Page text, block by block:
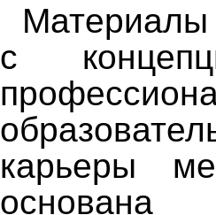
Материалы
с
карьеры
основана